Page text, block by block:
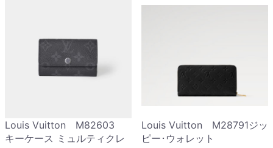
Louis Vuitton M82603
キーケース ミュルティクレ
Louis Vuitton M28791ジッ
ピー･ウォレット